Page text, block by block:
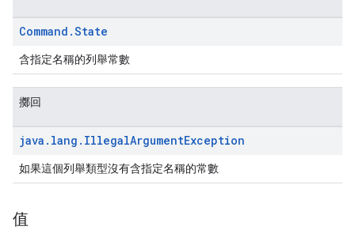
Command .State
含指定名稱的列舉常數
擲回
java . lang . IllegalArgumentException
如果這個列舉類型沒有含指定名稱的常數
值